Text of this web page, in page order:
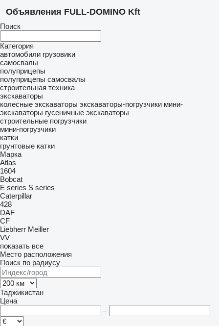
Объявления FULL-DOMINO Kft
Поиск
Категория
автомобили грузовики
самосвалы
полуприцепы
полуприцепы самосвалы
строительная техника
экскаваторы
колесные экскаваторы экскаваторы-погрузчики мини-
экскаваторы гусеничные экскаваторы
строительные погрузчики
мини-погрузчики
катки
грунтовые катки
Марка
Atlas
1604
Bobcat
E series S series
Caterpillar
428
DAF
CF
Liebherr Meiller
VV
показать все
Место расположения
Поиск по радиусу
Таджикистан
Цена
–